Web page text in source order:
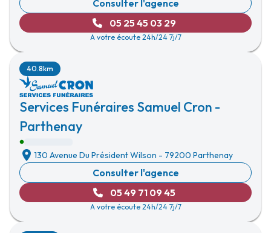
Consulter l'agence
05 25 45 03 29
A votre écoute 24h/24 7j/7
Services Funéraires Samuel Cron -
Parthenay
40.8km
130 Avenue Du Président Wilson - 79200 Parthenay
Consulter l'agence
05 49 71 09 45
A votre écoute 24h/24 7j/7